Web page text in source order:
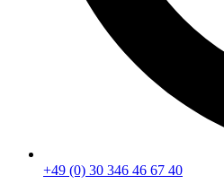
+49 (0) 30 346 46 67 40